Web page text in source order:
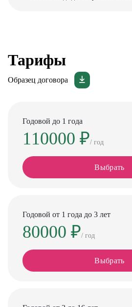
Тарифы
Образец договора
Годовой до 1 года
110000 ₽/ год
Выбрать
Годовой от 1 года до 3 лет
80000 ₽/ год
Выбрать